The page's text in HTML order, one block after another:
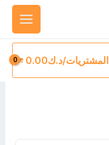
المشتريات/د.ك0.00